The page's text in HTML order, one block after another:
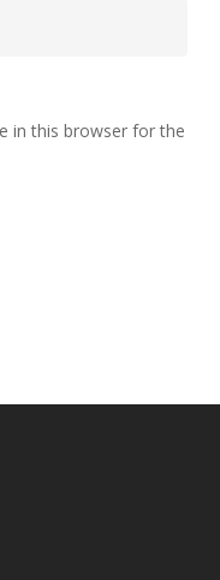
in this browser for the